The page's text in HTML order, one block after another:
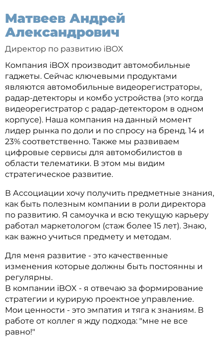
Матвеев Андрей
Александрович
Директор по развитию iBOX
Компания iBOX производит автомобильные
гаджеты. Сейчас ключевыми продуктами
являются автомобильные видеорегистраторы,
радар-детекторы и комбо устройства (это когда
видеорегистратор с радар-детектором в одном
корпусе). Наша компания на данный момент
лидер рынка по доли и по спросу на бренд. 14 и
23% соответственно. Также мы развиваем
цифровые сервисы для автомобилистов в
области телематики. В этом мы видим
стратегическое развитие.
В Ассоциации хочу получить предметные знания,
как быть полезным компании в роли директора
по развитию. Я самоучка и всю текущую карьеру
работал маркетологом (стаж более 15 лет). Знаю,
как важно учиться предмету и методам.
Для меня развитие - это качественные
изменения которые должны быть постоянны и
регулярны.
В компании iBOX - я отвечаю за формирование
стратегии и курирую проектное управление.
Мои ценности - это эмпатия и тяга к знаниям. В
работе от коллег я жду подхода: "мне не все
равно!"